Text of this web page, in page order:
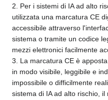
2. Per i sistemi di IA ad alto
utilizzata una marcatura CE
accessibile attraverso
sistema o tramite un codice
mezzi elettronici facilmente
3. La marcatura CE è
in modo visibile, leggibile e
impossibile o difficilmente
sistema di IA ad alto rischio,